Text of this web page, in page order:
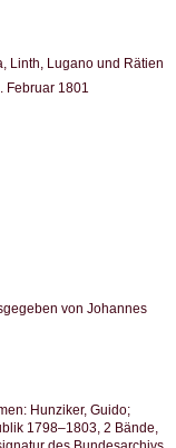
Linth, Lugano und Rätien
Februar 1801
von Johannes
Hunziker, Guido;
1798–1803, 2 Bände,